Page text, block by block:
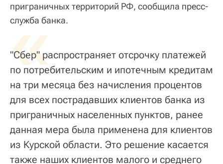
приграничных территорий РФ, сообщила пресс-
служба банка.
«
"Сбер" распространяет отсрочку платежей
по потребительским и ипотечным кредитам
на три месяца без начисления процентов
для всех пострадавших клиентов банка из
приграничных населенных пунктов, ранее
данная мера была применена для клиентов
из Курской области. Это решение касается
также наших клиентов малого и среднего